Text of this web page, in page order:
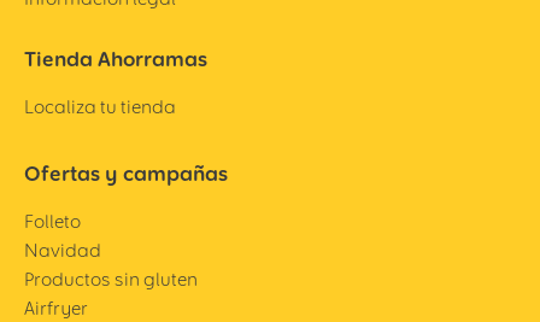
Tienda Ahorramas
Localiza tu tienda
Ofertas y campañas
Folleto
Navidad
Productos sin gluten
Airfryer